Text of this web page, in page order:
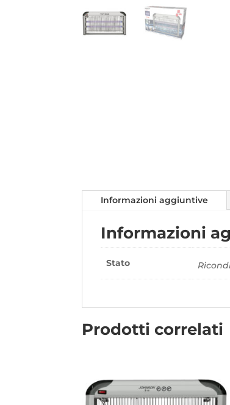
Informazioni aggiuntive
Informazioni
Stato
Prodotti correlati